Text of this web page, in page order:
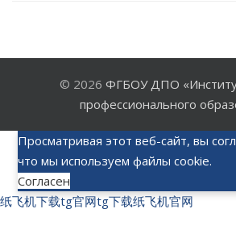
© 2026 ФГБОУ ДПО
профессионального
Просматривая этот веб-сайт, вы
что мы используем файлы cookie.
Согласен
纸飞机下载tg官网tg下载纸飞机官网